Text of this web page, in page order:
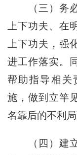
（三）务必
上下功夫、在
上下功夫，强
进工作落实。
帮助指导相关
施，做到立竿
名靠后的不利局
（四）建立